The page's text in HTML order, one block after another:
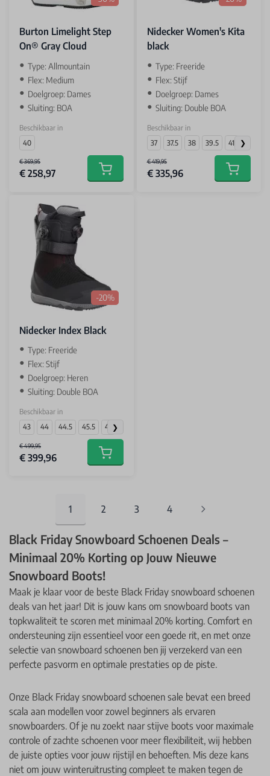
Burton Limelight Step
On® Gray Cloud
Type: Allmountain
Flex: Medium
Doelgroep: Dames
Sluiting: BOA
Beschikbaar in
40
€ 369,95
€ 258,97 Add to cart
Nidecker Women's Kita
black
Type: Freeride
Flex: Stijf
Doelgroep: Dames
Sluiting: Double BOA
Beschikbaar in
37
37.5 38 39.5 41
€ 419,95
€ 335,96 Add to
-20%
Nidecker Index Black
Type: Freeride
Flex: Stijf
Doelgroep: Heren
Sluiting: Double BOA
Beschikbaar in
43
44 44.5 45.5 47
€ 499,95
€ 399,96 Add to cart
You're currently reading page
1 Pagina
2 Pagina
3 Pagina
4
Black Friday Snowboard Schoenen Deals –
Minimaal 20% Korting op Jouw Nieuwe
Snowboard Boots!
Maak je klaar voor de beste Black Friday snowboard schoenen
deals van het jaar! Dit is jouw kans om snowboard boots van
topkwaliteit te scoren met minimaal 20% korting. Comfort en
ondersteuning zijn essentieel voor een goede rit, en met onze
selectie van snowboard schoenen ben jij verzekerd van een
perfecte pasvorm en optimale prestaties op de piste.
Onze Black Friday snowboard schoenen sale bevat een breed
scala aan modellen voor zowel beginners als ervaren
snowboarders. Of je nu zoekt naar stijve boots voor maximale
controle of zachte schoenen voor meer flexibiliteit, wij hebben
de juiste opties voor jouw rijstijl en behoeften. Mis deze kans
niet om jouw winteruitrusting compleet te maken tegen de